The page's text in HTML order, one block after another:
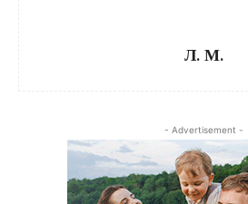
Л. М.
- Advertisement -